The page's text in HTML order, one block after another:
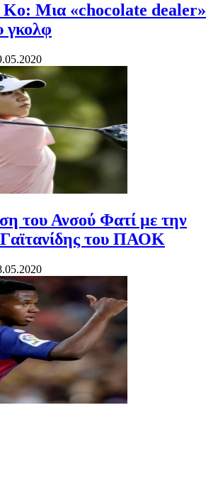
Μια «chocolate dealer»
γκολφ
του Ανσού Φατί με την
του ΠΑΟΚ